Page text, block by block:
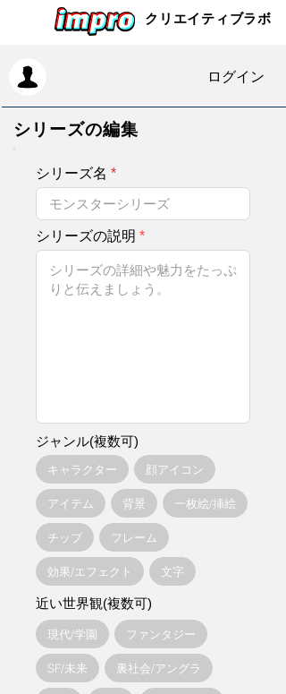
クリエイティブラボ
ログイン
シリーズの編集
シリーズ名
シリーズの説明
ジャンル(複数可)
キャラクター 顔アイコン
アイテム 背景 一枚絵/挿絵
チップ フレーム
効果/エフェクト 文字
近い世界観(複数可)
現代/学園 ファンタジー
SF/未来 裏社会/アングラ